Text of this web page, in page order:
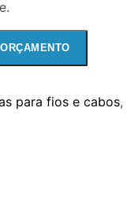
para fios e cabos,